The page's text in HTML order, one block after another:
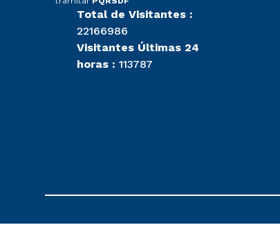
Total de Visitantes :
22166986
Visitantes Últimas 24
horas : 113787